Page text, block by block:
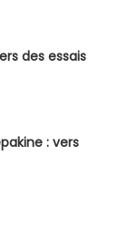
des essais
: vers